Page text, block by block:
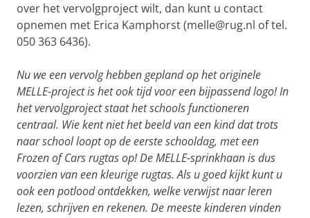
over het vervolgproject wilt, dan kunt u contact
opnemen met Erica Kamphorst (melle@rug.nl of tel.
050 363 6436).
Nu we een vervolg hebben gepland op het originele
MELLE-project is het ook tijd voor een bijpassend logo! In
het vervolgproject staat het schools functioneren
centraal. Wie kent niet het beeld van een kind dat trots
naar school loopt op de eerste schooldag, met een
Frozen of Cars rugtas op! De MELLE-sprinkhaan is dus
voorzien van een kleurige rugtas. Als u goed kijkt kunt u
ook een potlood ontdekken, welke verwijst naar leren
lezen, schrijven en rekenen. De meeste kinderen vinden